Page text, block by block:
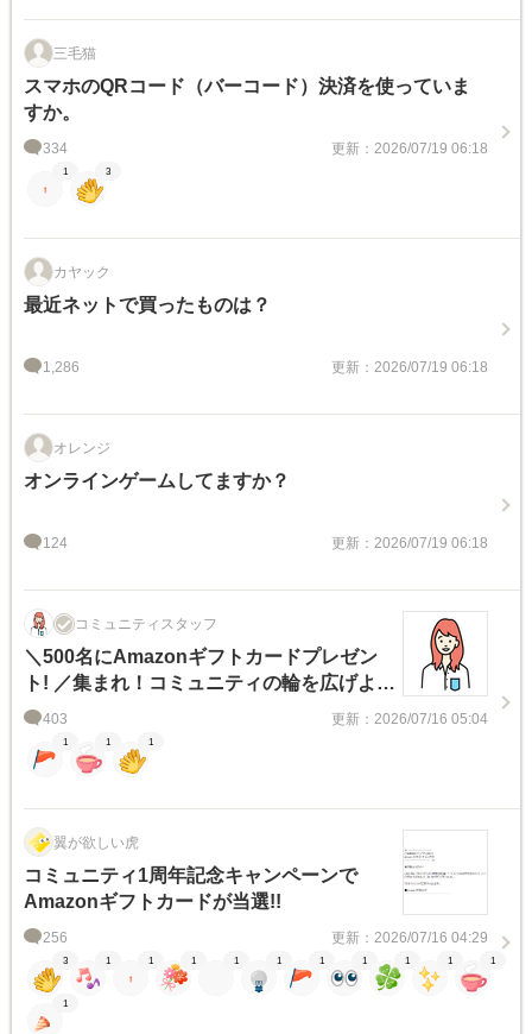
三毛猫
スマホのQRコード（バーコード）決済を使っていま
すか。
334 更新：2026/07/19 06:18
1 3
カヤック
最近ネットで買ったものは？
1,286 更新：2026/07/19 06:18
オレンジ
オンラインゲームしてますか？
124 更新：2026/07/19 06:18
コミュニティスタッフ
＼500名にAmazonギフトカードプレゼン
ト! ／集まれ！コミュニティの輪を広げよう
キャンペーン【イベント】
403 更新：2026/07/16 05:04
1 1 1
翼が欲しい虎
コミュニティ1周年記念キャンペーンで
Amazonギフトカードが当選!!
256 更新：2026/07/16 04:29
3 1 1 1 1 1 1 1 1 1 1
1